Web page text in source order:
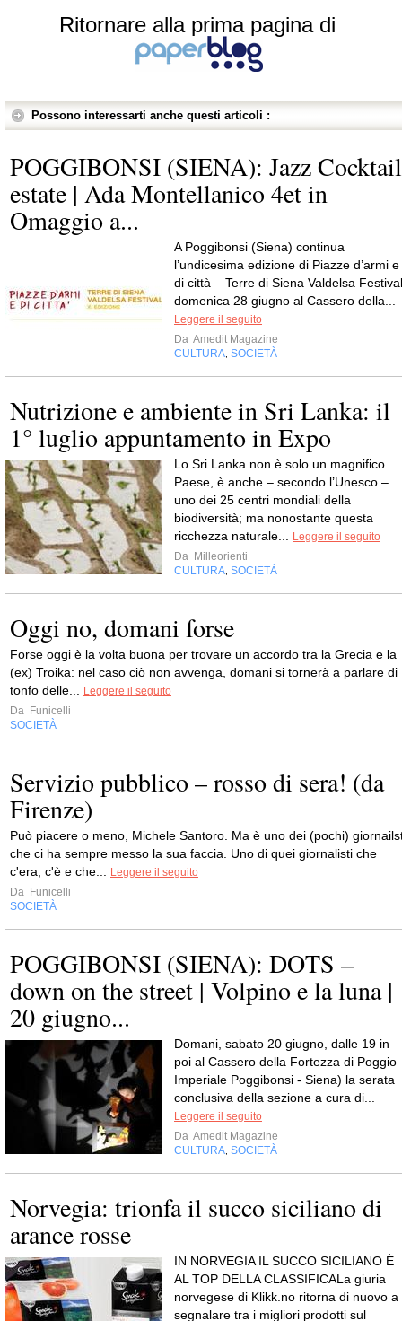
Ritornare alla prima pagina di
Possono interessarti anche questi articoli :
POGGIBONSI (SIENA): Jazz Cocktail
estate | Ada Montellanico 4et in
Omaggio a...
A Poggibonsi (Siena) continua
l’undicesima edizione di Piazze d’armi e
di città – Terre di Siena Valdelsa
domenica 28 giugno al Cassero della...
Leggere il seguito
Da Amedit Magazine
CULTURA SOCIETÀ
Nutrizione e ambiente in Sri Lanka: il
1° luglio appuntamento in Expo
Lo Sri Lanka non è solo un magnifico
Paese, è anche – secondo l’Unesco –
uno dei 25 centri mondiali della
biodiversità; ma nonostante questa
ricchezza naturale...
Leggere il seguito
Da Milleorienti
CULTURA SOCIETÀ
Oggi no, domani forse
Forse oggi è la volta buona per trovare un accordo tra la Grecia e la
(ex) Troika: nel caso ciò non avvenga, domani si tornerà a parlare di
tonfo delle...
Leggere il seguito
Da Funicelli
SOCIETÀ
Servizio pubblico – rosso di sera! (da
Firenze)
Può piacere o meno, Michele Santoro. Ma è uno dei (pochi)
che ci ha sempre messo la sua faccia. Uno di quei giornalisti che
c'era, c'è e che...
Leggere il seguito
Da Funicelli
SOCIETÀ
POGGIBONSI (SIENA): DOTS –
down on the street | Volpino e la luna |
20 giugno...
Domani, sabato 20 giugno, dalle 19 in
poi al Cassero della Fortezza di Poggio
Imperiale Poggibonsi - Siena) la serata
conclusiva della sezione a cura di...
Leggere il seguito
Da Amedit Magazine
CULTURA SOCIETÀ
Norvegia: trionfa il succo siciliano di
arance rosse
IN NORVEGIA IL SUCCO SICILIANO È
AL TOP DELLA CLASSIFICALa giuria
norvegese di Klikk.no ritorna di nuovo a
segnalare tra i migliori prodotti sul